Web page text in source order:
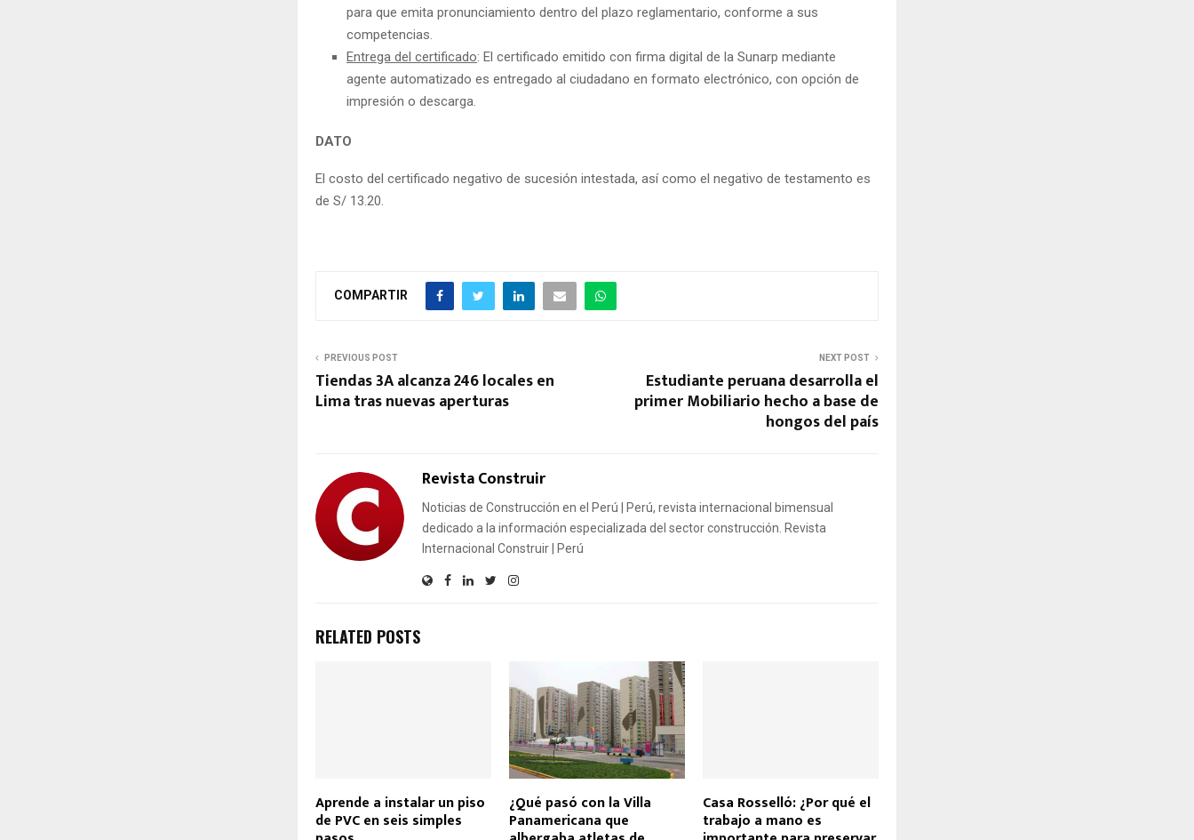
para que emita pronunciamiento dentro del plazo reglamentario, conforme a sus
competencias.
Entrega del certificado: El certificado emitido con firma digital de la Sunarp mediante
agente automatizado es entregado al ciudadano en formato electrónico, con opción de
impresión o descarga.
DATO
El costo del certificado negativo de sucesión intestada, así como el negativo de testamento es
de S/ 13.20.
COMPARTIR
PREVIOUS POST
Tiendas 3A alcanza 246 locales en
Lima tras nuevas aperturas
NEXT POST
Estudiante peruana desarrolla el
primer Mobiliario hecho a base de
hongos del país
Revista Construir
Noticias de Construcción en el Perú | Perú, revista internacional bimensual
dedicado a la información especializada del sector construcción. Revista
Internacional Construir | Perú
RELATED POSTS
Aprende a instalar un piso
de PVC en seis simples
¿Qué pasó con la Villa
Panamericana que
Casa Rosselló: ¿Por qué el
trabajo a mano es